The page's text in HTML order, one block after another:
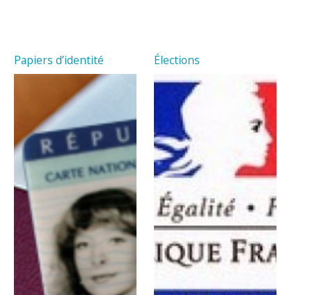
Papiers d’identité Élections